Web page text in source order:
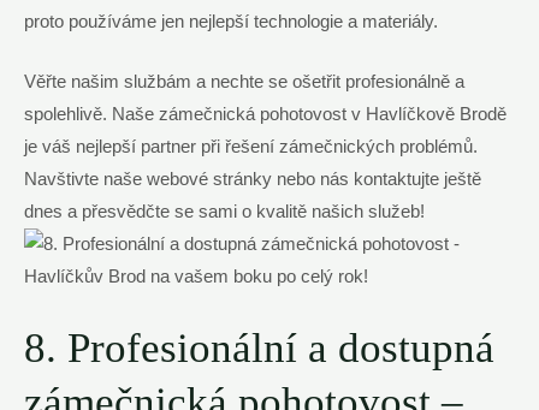
proto používáme jen nejlepší technologie a materiály.
Věřte našim službám a nechte se ošetřit profesionálně a
spolehlivě. Naše zámečnická pohotovost v Havlíčkově Brodě
je váš nejlepší partner při řešení zámečnických problémů.
Navštivte naše webové stránky nebo nás kontaktujte ještě
dnes a přesvědčte se sami o kvalitě našich služeb!
8. Profesionální a dostupná